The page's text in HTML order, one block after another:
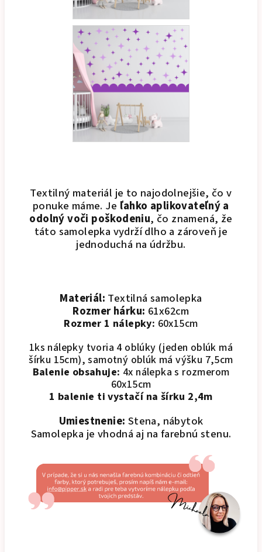
Textilný materiál je to najodolnejšie, čo v
ponuke máme. Je ľahko aplikovateľný a
odolný voči poškodeniu, čo znamená, že
táto samolepka vydrží dlho a zároveň je
jednoduchá na údržbu.
Materiál: Textilná samolepka
Rozmer hárku: 61x62cm
Rozmer 1 nálepky: 60x15cm
1ks nálepky tvoria 4 oblúky (jeden oblúk má
šírku 15cm), samotný oblúk má výšku 7,5cm
Balenie obsahuje: 4x nálepka s rozmerom
60x15cm
1 balenie ti vystačí na šírku 2,4m
Umiestnenie: Stena, nábytok
Samolepka je vhodná aj na farebnú stenu.